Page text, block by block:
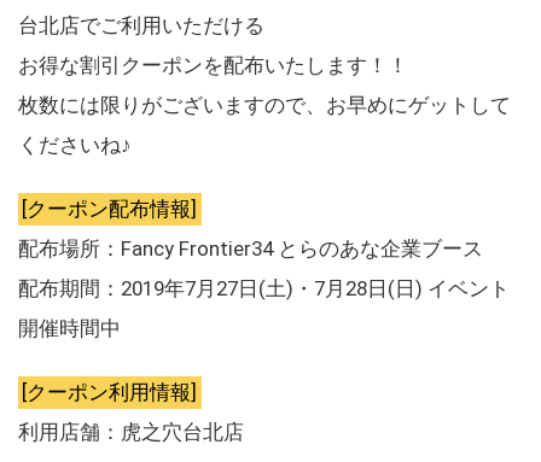
台北店でご利用いただける
お得な割引クーポンを配布いたします！！
枚数には限りがございますので、お早めにゲットして
くださいね♪
[クーポン配布情報]
配布場所：Fancy Frontier34 とらのあな企業ブース
配布期間：2019年7月27日(土)・7月28日(日) イベント
開催時間中
[クーポン利用情報]
利用店舗：虎之穴台北店